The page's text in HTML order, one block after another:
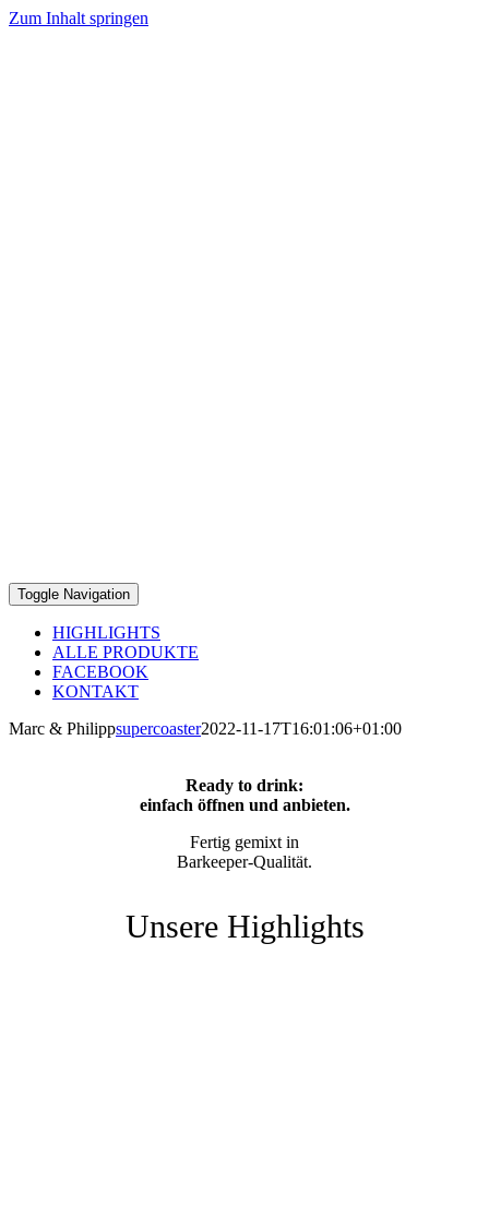
Zum Inhalt springen
Toggle Navigation
HIGHLIGHTS
ALLE PRODUKTE
FACEBOOK
KONTAKT
Marc & Philippsupercoaster2022-11-17T16:01:06+01:00
Ready to drink:
einfach öffnen und anbieten.
Fertig gemixt in
Barkeeper-Qualität.
Unsere Highlights